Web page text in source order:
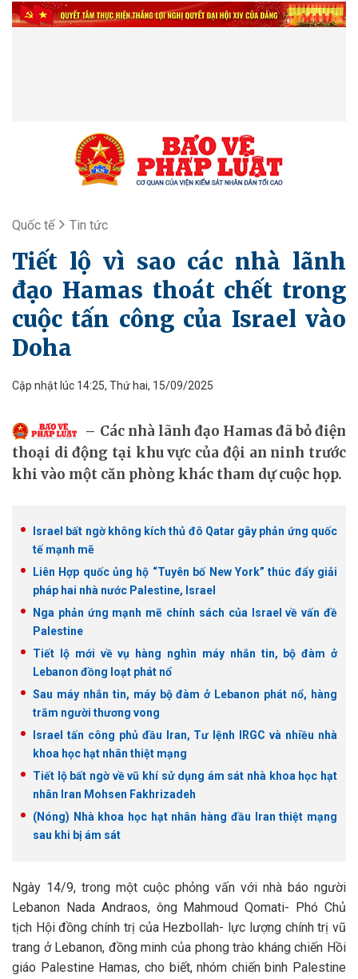
Quốc tế Tin tức
Tiết lộ vì sao các nhà lãnh
đạo Hamas thoát chết trong
cuộc tấn công của Israel vào
Doha
Cập nhật lúc 14:25, Thứ hai, 15/09/2025
Các nhà lãnh đạo Hamas đã bỏ điện
thoại di động tại khu vực của đội an ninh trước
khi vào một căn phòng khác tham dự cuộc họp.
Israel bất ngờ không kích thủ đô Qatar gây phản ứng quốc
tế mạnh mẽ
Liên Hợp quốc ủng hộ “Tuyên bố New York” thúc đẩy giải
pháp hai nhà nước Palestine, Israel
Nga phản ứng mạnh mẽ chính sách của Israel về vấn đề
Palestine
Tiết lộ mới về vụ hàng nghìn máy nhắn tin, bộ đàm ở
Lebanon đồng loạt phát nổ
Sau máy nhắn tin, máy bộ đàm ở Lebanon phát nổ, hàng
trăm người thương vong
Israel tấn công phủ đầu Iran, Tư lệnh IRGC và nhiều nhà
khoa học hạt nhân thiệt mạng
Tiết lộ bất ngờ về vũ khí sử dụng ám sát nhà khoa học hạt
nhân Iran Mohsen Fakhrizadeh
(Nóng) Nhà khoa học hạt nhân hàng đầu Iran thiệt mạng
sau khi bị ám sát
Ngày 14/9, trong một cuộc phỏng vấn với nhà báo người
Lebanon Nada Andraos, ông Mahmoud Qomati- Phó Chủ
tịch Hội đồng chính trị của Hezbollah- lực lượng chính trị vũ
trang ở Lebanon, đồng minh của phong trào kháng chiến Hồi
giáo Palestine Hamas, cho biết, nhóm chiến binh Palestine